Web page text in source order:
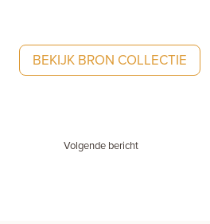
BEKIJK BRON COLLECTIE
Volgende bericht